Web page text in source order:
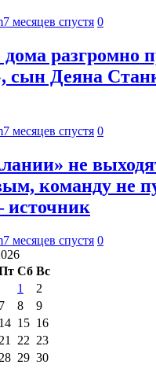
7 месяцев спустя 0
разгромно
сын Деяна
7 месяцев спустя 0
не
команду не
источник
7 месяцев спустя 0
Сб Вс
1
2
7 8
9
14 15 16
21 22 23
28 29 30